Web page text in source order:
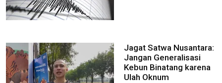
Jagat Satwa Nusantara:
Jangan Generalisasi
Kebun Binatang karena
Ulah Oknum